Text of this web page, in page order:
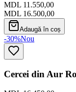
MDL 11.550,00
MDL 16.500,00
Adaugă în coș
-30%Nou
Cercei din Aur